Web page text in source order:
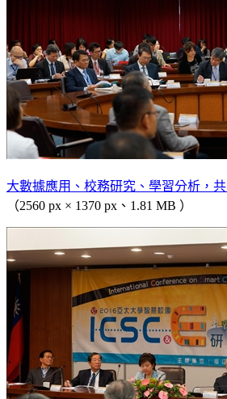
大數據應用、校務研究、學習分析，
（2560 px × 1370 px、1.81 MB ）